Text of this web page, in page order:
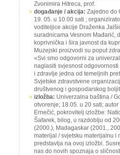
Zvonimira Hitreca, prof.
događanje / akcija: Zajedno do
19. 05. u 10.00 sati ;
voditeljice akcije Draženka
suradnicama Vesnom Mađarić,
koprivnička i šira javnost da
Muzejski proizvodi su poput
«Svi smo odgovorni za
naglasiti svjesnost
i zdravlje jedna od temeljnih
Svjetske zdravstvene
društvenog i gospodarskog
izložba: Univerzalna baština /
otvorenje; 18.05. u 20 sati;
Ernečić, pokrovitelj izložbe:
Šafarek, bilog, u razdoblju od
(2000.), Madagaskar (2001.,
materijal / svjetsku materijalnu i
predstavlja na ovoj izložbi.
nas do novih spoznaja o